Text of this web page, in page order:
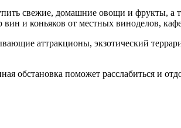
свежие, домашние овощи и фрукты, а
и коньяков от местных виноделов,
аттракционы, экзотический
обстановка поможет расслабиться и